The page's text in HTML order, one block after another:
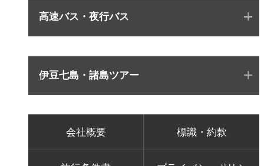
高速バス・夜行バス
伊豆七島・諸島ツアー
会社概要 標識・約款